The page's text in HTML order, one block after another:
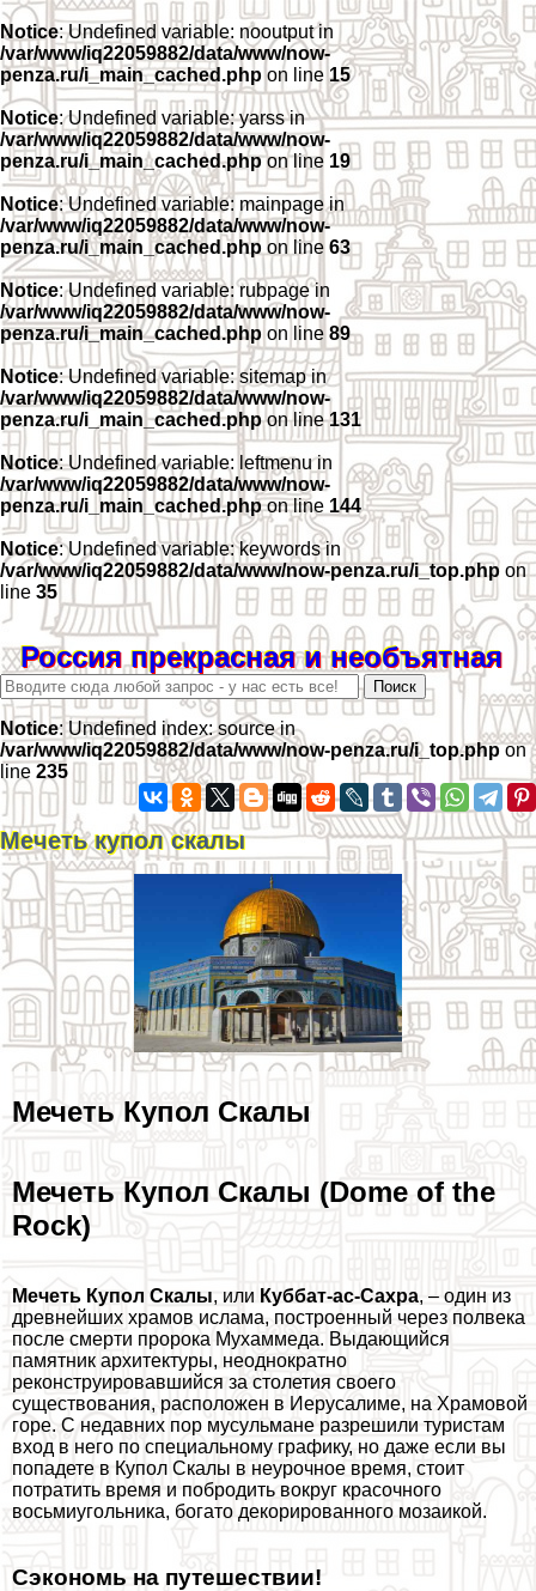
Notice: Undefined variable: nooutput in
/var/www/iq22059882/data/www/now-
penza.ru/i_main_cached.php on line 15
Notice: Undefined variable: yarss in
/var/www/iq22059882/data/www/now-
penza.ru/i_main_cached.phpon line 19
Notice: Undefined variable: mainpage in
/var/www/iq22059882/data/www/now-
penza.ru/i_main_cached.php on line 63
Notice: Undefined variable: rubpage in
/var/www/iq22059882/data/www/now-
penza.ru/i_main_cached.php on line 89
Notice: Undefined variable: sitemap in
/var/www/iq22059882/data/www/now-
penza.ru/i_main_cached.phpon line131
Notice: Undefined variable: leftmenu in
/var/www/iq22059882/data/www/now-
penza.ru/i_main_cached.phpon line 144
Notice: Undefined variable: keywords in
/var/www/iq22059882/data/www/now-penza.ru/i_top.php on
line 35
Россия прекрасная и необъятная
Notice: Undefined index: source in
/var/www/iq22059882/data/www/now-penza.ru/i_top.phpon
line 235
Мечеть купол скалы
Мечеть Купол Скалы
Мечеть Купол Скалы (Dome of the
Rock)
Мечеть Купол Скалы, или Куббат-ас-Сахра, – один из
древнейших храмов ислама, построенный через полвека
после cмepти пророка Мухаммеда. Выдающийся
памятник архитектуры, неоднократно
реконструировавшийся за столетия своего
существования, расположен в Иерусалиме, на Храмовой
горе. С недавних пор мусульмане разрешили туристам
вход в него по специальному графику, но даже если вы
попадете в Купол Скалы в неурочное время, стоит
потратить время и побродить вокруг красочного
восьмиугольника, богато декорированного мозаикой.
Сэкономь на путешествии!